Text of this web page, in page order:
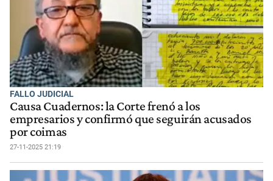
FALLO JUDICIAL
Causa Cuadernos: la Corte frenó a los
empresarios y confirmó que seguirán acusados
por coimas
27-11-2025 21:19